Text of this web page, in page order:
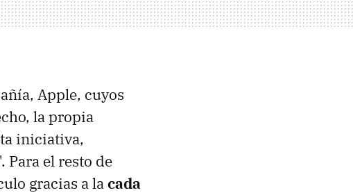
Apple, cuyos
la propia
iniciativa,
Para el resto de
gracias a lacada